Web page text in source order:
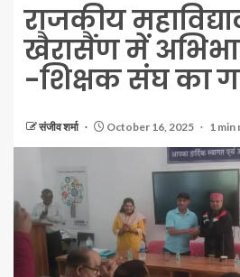
राजकीय
खैरासैंण में
-शिक्षक संघ का
संजीव शर्मा October 16, 2025 1 min